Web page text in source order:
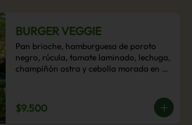
BURGER VEGGIE
Pan brioche, hamburguesa de poroto
negro, rúcula, tomate laminado, lechuga,
champiñón ostra y cebolla morada en
$9.500